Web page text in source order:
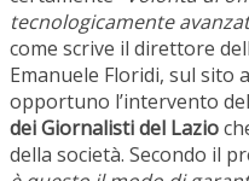
tecnologicamente
come scrive il direttore
Emanuele Floridi, sul sito
opportuno l’intervento del
dei Giornalisti del Lazio
della società. Secondo il